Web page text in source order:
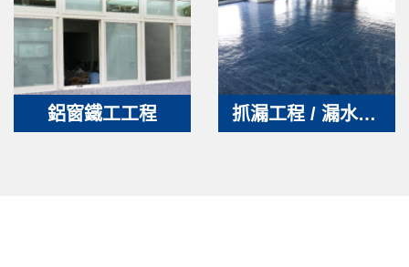
鋁窗鐵工工程 抓漏工程 / 漏水處理